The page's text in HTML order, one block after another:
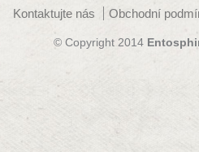
Kontaktujte nás Obchodní
© Copyright 2014